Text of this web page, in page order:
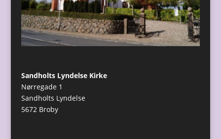
Sandholts Lyndelse Kirke
Nørregade 1
Sandholts Lyndelse
5672 Broby